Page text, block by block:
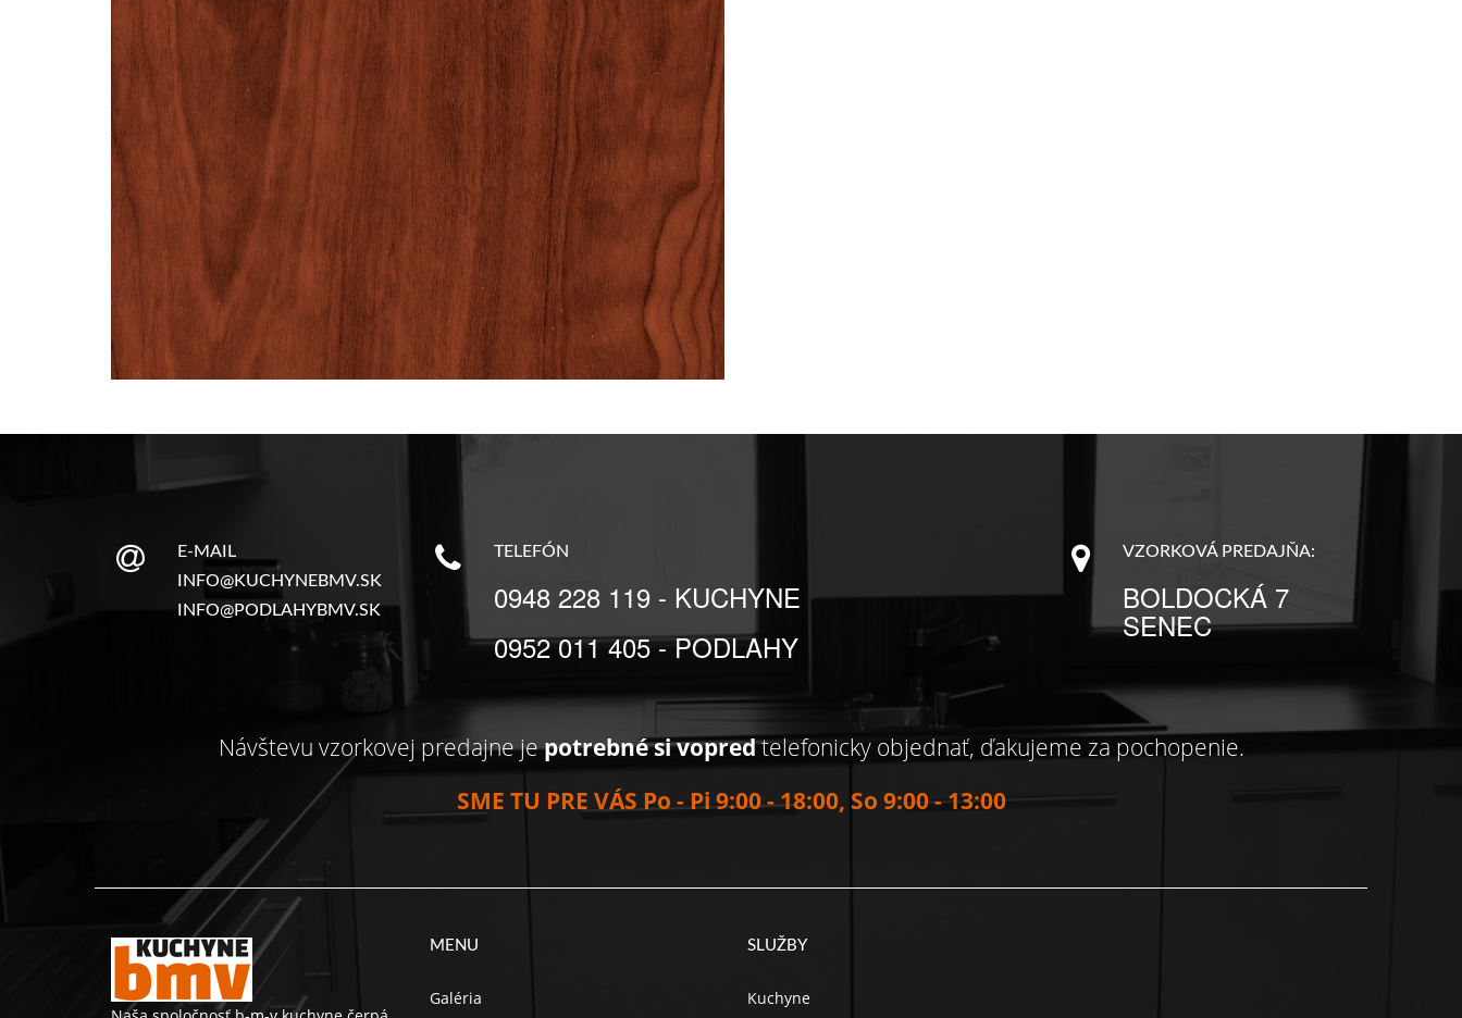
E-MAIL
INFO@KUCHYNEBMV.SK
INFO@PODLAHYBMV.SK
TELEFÓN
0948 228 119 - KUCHYNE
0952 011 405 - PODLAHY
VZORKOVÁ PREDAJŇA:
BOLDOCKÁ 7
SENEC
Návštevu vzorkovej predajne jepotrebné si vopredtelefonicky objednať, ďakujeme za pochopenie.
SME TU PRE VÁS Po - Pi 9:00 - 18:00, So 9:00 - 13:00
MENU
Galéria
SLUŽBY
Kuchyne